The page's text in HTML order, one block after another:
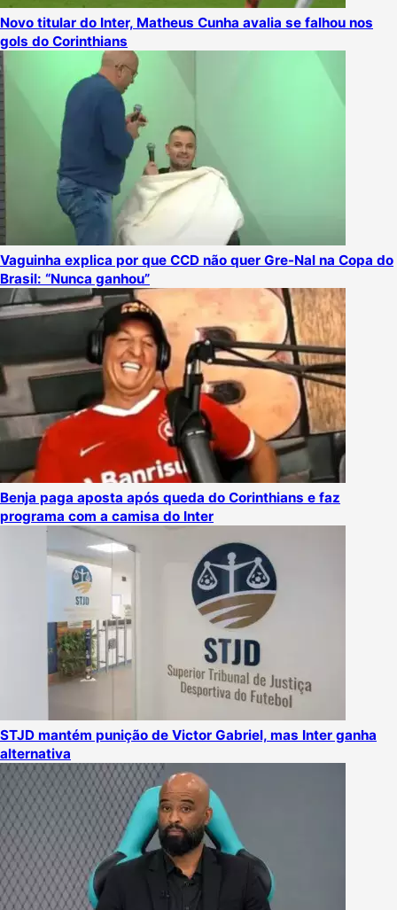
Novo titular do Inter, Matheus Cunha avalia se falhou nos
gols do Corinthians
Vaguinha explica por que CCD não quer Gre-Nal na Copa do
Brasil: “Nunca ganhou”
Benja paga aposta após queda do Corinthians e faz
programa com a camisa do Inter
STJD mantém punição de Victor Gabriel, mas Inter ganha
alternativa